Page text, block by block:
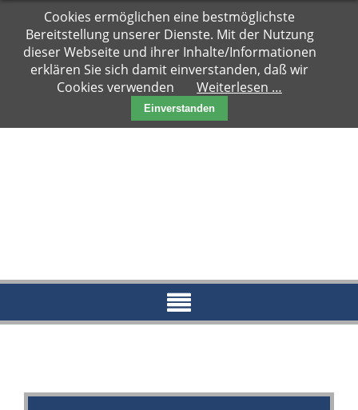
Navigation
überspringen
Hauptseite
Zuhause
gesucht
Notfälle
Aktueller
Archiv
2017
Cookies ermöglichen eine bestmöglichste
Bereitstellung unserer Dienste. Mit der Nutzung
dieser Webseite und ihrer Inhalte/Informationen
erklären Sie sich damit einverstanden, daß wir
Cookies verwenden
Weiterlesen …
Einverstanden